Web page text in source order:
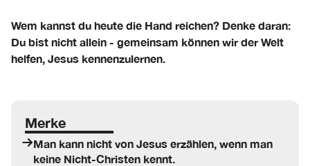
Wem kannst du heute die Hand reichen? Denke daran:
Du bist nicht allein - gemeinsam können wir der Welt
helfen, Jesus kennenzulernen.
Merke
Man kann nicht von Jesus erzählen, wenn man
keine Nicht-Christen kennt.